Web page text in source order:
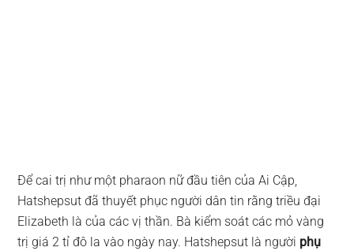
Để cai trị như một pharaon nữ đầu tiên của Ai Cập,
Hatshepsut đã thuyết phục người dân tin rằng triều đại
Elizabeth là của các vị thần. Bà kiểm soát các mỏ vàng
trị giá 2 tỉ đô la vào ngày nay. Hatshepsut là người phụ